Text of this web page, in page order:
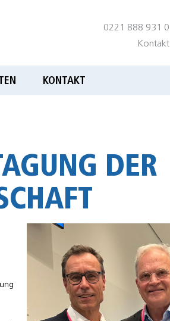
0221 888 931 0
Kontakt
KONTAKT
DER